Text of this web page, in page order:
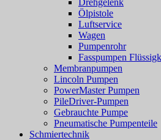
Ölpistole
Luftservice
Wagen
Pumpenrohr
Fasspumpen
Membranpumpen
Lincoln Pumpen
PowerMaster Pumpen
PileDriver-Pumpen
Gebrauchte Pumpe
Pneumatische Pumpenteile
Schmiertechnik